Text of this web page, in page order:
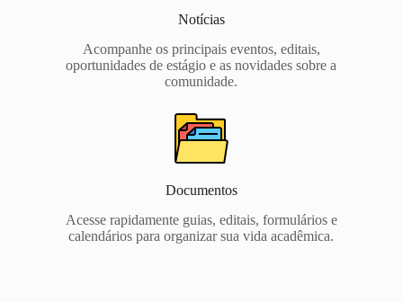
Notícias
Acompanhe os principais eventos, editais,
oportunidades de estágio e as novidades sobre a
comunidade.
Documentos
Acesse rapidamente guias, editais, formulários e
calendários para organizar sua vida acadêmica.